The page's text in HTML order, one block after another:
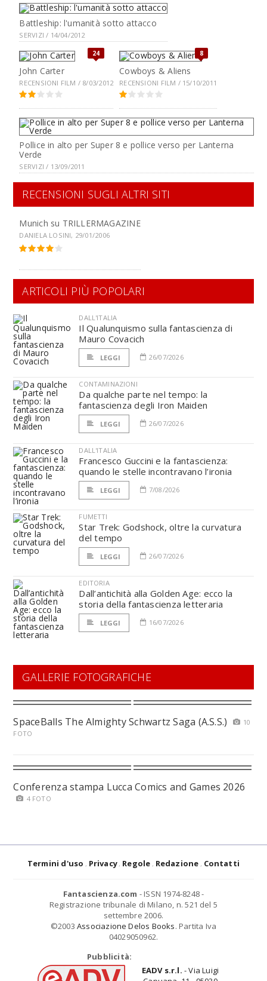
Battleship: l'umanità sotto attacco
SERVIZI / 14/04/2012
24
John Carter
RECENSIONI FILM / 8/03/2012
8
Cowboys & Aliens
RECENSIONI FILM / 15/10/2011
Pollice in alto per Super 8 e pollice verso per Lanterna
Verde
SERVIZI / 13/09/2011
RECENSIONI SUGLI ALTRI SITI
Munich su TRILLERMAGAZINE
DANIELA LOSINI, 29/01/2006
ARTICOLI PIÙ POPOLARI
DALL'ITALIA
Il Qualunquismo sulla fantascienza di
Mauro Covacich
LEGGI 26/07/2026
CONTAMINAZIONI
Da qualche parte nel tempo: la
fantascienza degli Iron Maiden
LEGGI 26/07/2026
DALL'ITALIA
Francesco Guccini e la fantascienza:
quando le stelle incontravano l’ironia
LEGGI 7/08/2026
FUMETTI
Star Trek: Godshock, oltre la curvatura
del tempo
LEGGI 26/07/2026
EDITORIA
Dall’antichità alla Golden Age: ecco la
storia della fantascienza letteraria
LEGGI 16/07/2026
GALLERIE FOTOGRAFICHE
SpaceBalls The Almighty Schwartz Saga (A.S.S.)
10
FOTO
Conferenza stampa Lucca Comics and Games 2026
4 FOTO
Termini d'uso Privacy Regole Redazione Contatti
Fantascienza.com - ISSN 1974-8248 -
Registrazione tribunale di Milano, n. 521 del 5
settembre 2006.
©2003 Associazione Delos Books. Partita Iva
04029050962.
Pubblicità:
EADV s.r.l. - Via Luigi